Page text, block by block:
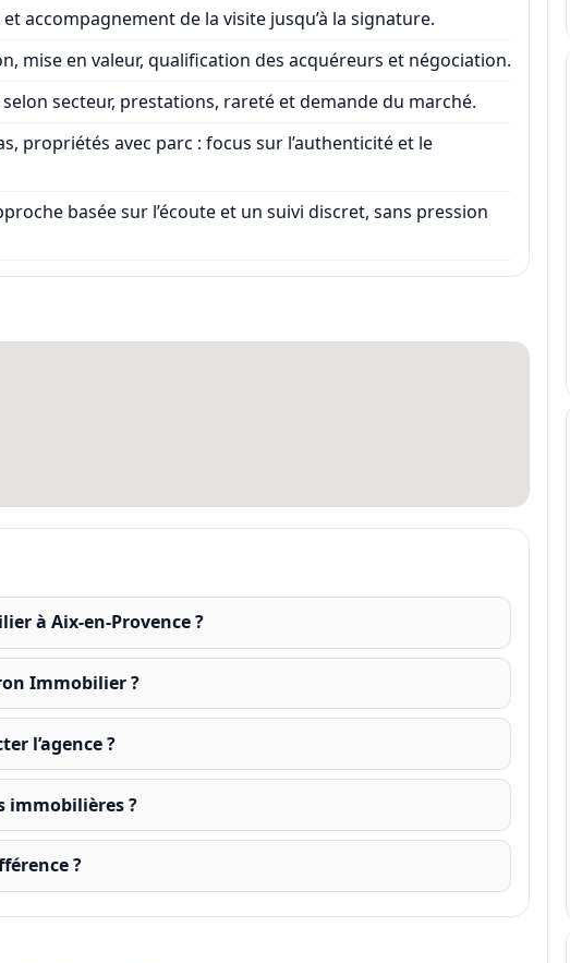
accompagnement de la visite jusqu’à la signature.
mise en valeur, qualification des acquéreurs et négociation.
secteur, prestations, rareté et demande du marché.
propriétés avec parc : focus sur l’authenticité et le
basée sur l’écoute et un suivi discret, sans pression
à Aix-en-Provence ?
Immobilier ?
l’agence ?
immobilières ?
?